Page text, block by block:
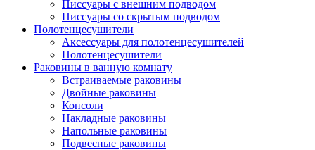
Писсуары с внешним подводом
Писсуары со скрытым подводом
Полотенцесушители
Аксессуары для полотенцесушителей
Полотенцесушители
Раковины в ванную комнату
Встраиваемые раковины
Двойные раковины
Консоли
Накладные раковины
Напольные раковины
Подвесные раковины